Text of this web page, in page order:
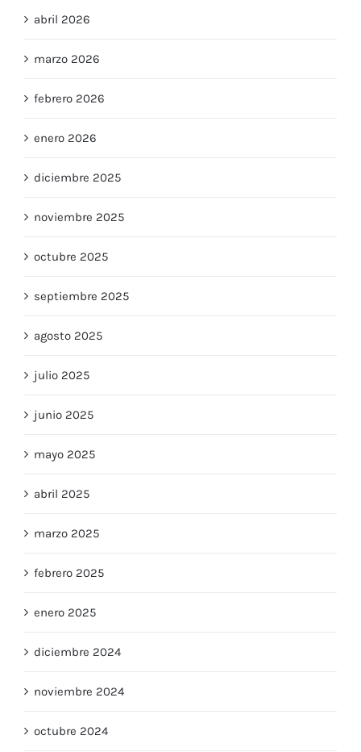
abril 2026
marzo 2026
febrero 2026
enero 2026
diciembre 2025
noviembre 2025
octubre 2025
septiembre 2025
agosto 2025
julio 2025
junio 2025
mayo 2025
abril 2025
marzo 2025
febrero 2025
enero 2025
diciembre 2024
noviembre 2024
octubre 2024